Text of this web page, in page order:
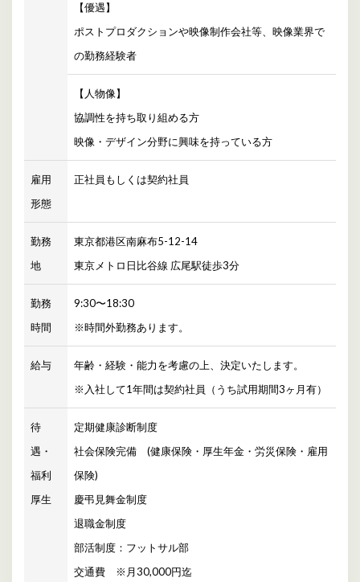
【優遇】
ポストプロダクションや映像制作会社等、映像業界で
の勤務経験者
【人物像】
協調性を持ち取り組める方
映像・デザイン分野に興味を持っている方
雇用
形態
正社員もしくは契約社員
勤務
地
東京都港区南麻布5-12-14
東京メトロ日比谷線 広尾駅徒歩3分
勤務
時間
9:30〜18:30
※時間外勤務あります。
給与
年齢・経験・能力を考慮の上、決定いたします。
※入社して1年間は契約社員（うち試用期間3ヶ月有）
待
遇・
福利
厚生
定期健康診断制度
社会保険完備 (健康保険・厚生年金・労災保険・雇用
保険)
慶弔見舞金制度
退職金制度
部活制度：フットサル部
交通費 ※月30,000円迄